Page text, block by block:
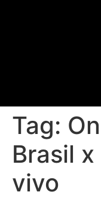
Tag:
Brasil
vivo